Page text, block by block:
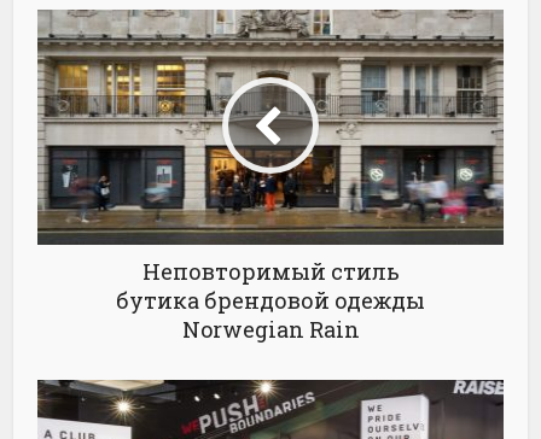
Неповторимый стиль
бутика брендовой одежды
Norwegian Rain